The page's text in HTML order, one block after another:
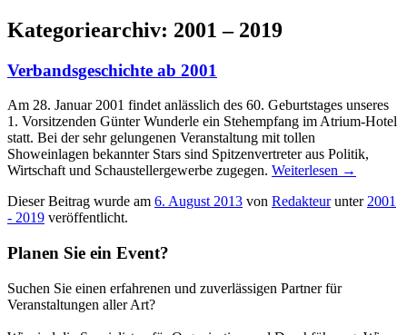
Kategoriearchiv: 2001 – 2019
Verbandsgeschichte ab 2001
Am 28. Januar 2001 findet anlässlich des 60. Geburtstages unseres
1. Vorsitzenden Günter Wunderle ein Stehempfang im Atrium-Hotel
statt. Bei der sehr gelungenen Veranstaltung mit tollen
Showeinlagen bekannter Stars sind Spitzenvertreter aus Politik,
Wirtschaft und Schaustellergewerbe zugegen. Weiterlesen →
Dieser Beitrag wurde am 6. August 2013 von Redakteurunter 2001
- 2019 veröffentlicht.
Planen Sie ein Event?
Suchen Sie einen erfahrenen und zuverlässigen Partner für
Veranstaltungen aller Art?